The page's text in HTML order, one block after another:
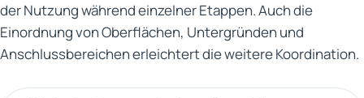
der Nutzung während einzelner Etappen. Auch die
Einordnung von Oberflächen, Untergründen und
Anschlussbereichen erleichtert die weitere Koordination.